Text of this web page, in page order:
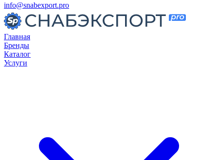
info@snabexport.pro
Главная
Бренды
Каталог
Услуги